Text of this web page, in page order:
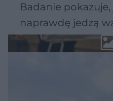
Badanie pokazuje,
naprawdę jedzą